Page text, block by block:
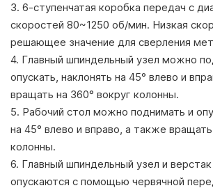
3. 6-ступенчатая коробка передач с
скоростей 80~1250 об/мин. Низкая
решающее значение для сверления
4. Главный шпиндельный узел можно
опускать, наклонять на 45° влево и
вращать на 360° вокруг колонны.
5. Рабочий стол можно поднимать и
на 45° влево и вправо, а также
колонны.
6. Главный шпиндельный узел и
опускаются с помощью червячной